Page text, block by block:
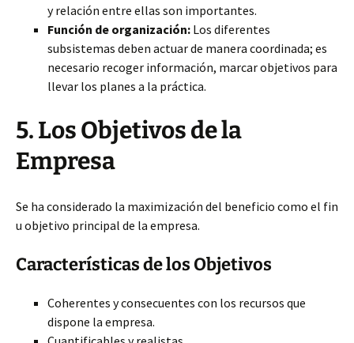
y relación entre ellas son importantes.
Función de organización: Los diferentes
subsistemas deben actuar de manera coordinada; es
necesario recoger información, marcar objetivos para
llevar los planes a la práctica.
5. Los Objetivos de la
Empresa
Se ha considerado la maximización del beneficio como el fin
u objetivo principal de la empresa.
Características de los Objetivos
Coherentes y consecuentes con los recursos que
dispone la empresa.